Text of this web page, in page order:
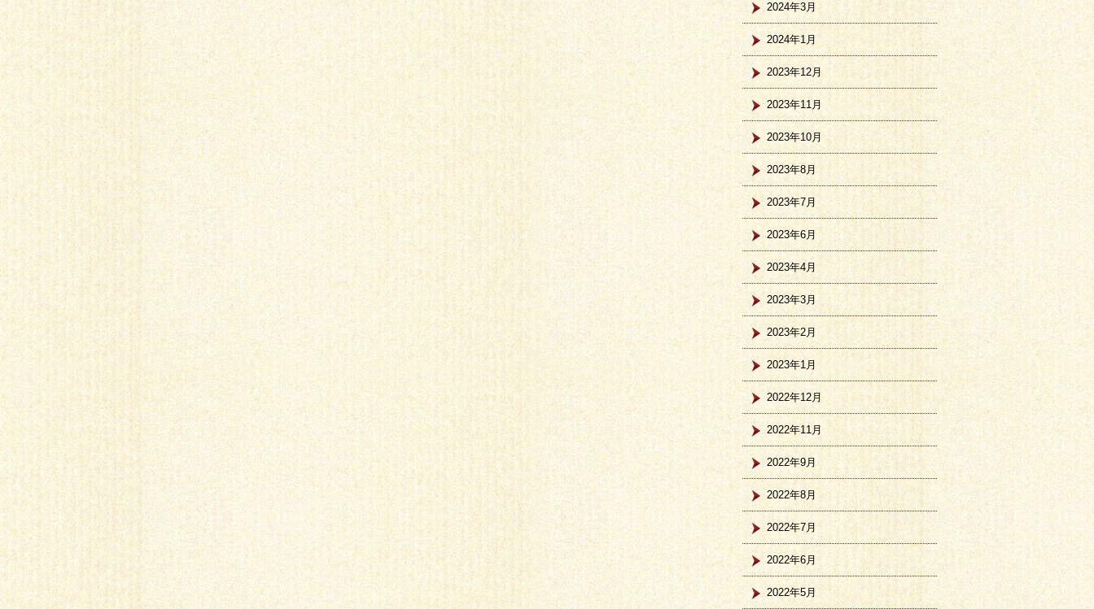
2024年3月
2024年1月
2023年12月
2023年11月
2023年10月
2023年8月
2023年7月
2023年6月
2023年4月
2023年3月
2023年2月
2023年1月
2022年12月
2022年11月
2022年9月
2022年8月
2022年7月
2022年6月
2022年5月